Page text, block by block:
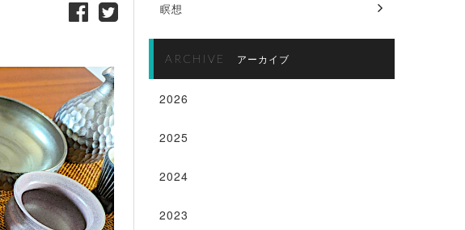
瞑想
ARCHIVE アーカイブ
2026
2025
2024
2023